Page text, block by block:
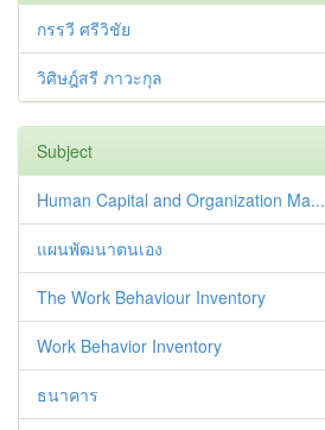
กรรวี ศรีวิชัย
วิศิษฎ์สรี ภาวะกุล
Subject
Human Capital and Organization Ma...
แผนพัฒนาตนเอง
The Work Behaviour Inventory
Work Behavior Inventory
ธนาคาร